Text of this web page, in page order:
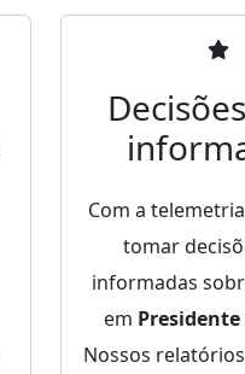
Com a
tomar
informadas
em
Nossos